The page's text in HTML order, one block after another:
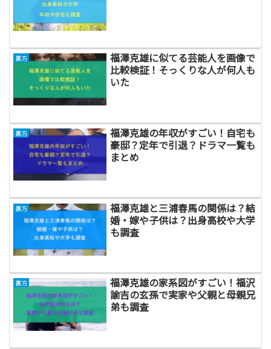
裏方
福澤克雄に似てる芸能人を画像で
比較検証！そっくりな人が何人も
いた
裏方
福澤克雄の年収がすごい！自宅も
豪邸？定年で引退？ドラマ一覧も
まとめ
裏方
福澤克雄と三浦春馬の関係は？結
婚・嫁や子供は？出身高校や大学
も調査
裏方
福澤克雄の家系図がすごい！福沢
諭吉の玄孫で実家や父親と母親兄
弟も調査